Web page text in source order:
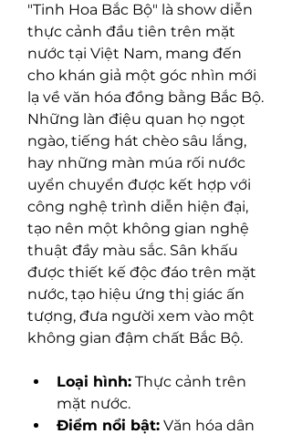
"Tinh Hoa Bắc Bộ" là show diễn
thực cảnh đầu tiên trên mặt
nước tại Việt Nam, mang đến
cho khán giả một góc nhìn mới
lạ về văn hóa đồng bằng Bắc Bộ.
Những làn điệu quan họ ngọt
ngào, tiếng hát chèo sâu lắng,
hay những màn múa rối nước
uyển chuyển được kết hợp với
công nghệ trình diễn hiện đại,
tạo nên một không gian nghệ
thuật đầy màu sắc. Sân khấu
được thiết kế độc đáo trên mặt
nước, tạo hiệu ứng thị giác ấn
tượng, đưa người xem vào một
không gian đậm chất Bắc Bộ.
Loại hình: Thực cảnh trên
mặt nước.
Điểm nổi bật: Văn hóa dân